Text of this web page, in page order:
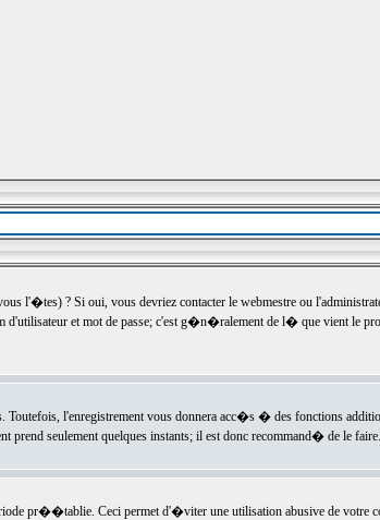
l'�tes) ? Si oui, vous devriez contacter le webmestre ou
et mot de passe; c'est g�n�ralement de l� que vient le
Toutefois, l'enregistrement vous donnera acc�s � des fonctions
seulement quelques instants; il est donc recommand� de le faire.
pr��tablie. Ceci permet d'�viter une utilisation abusive de votre